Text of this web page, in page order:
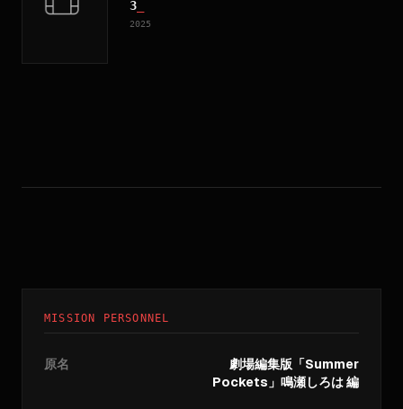
3
2025
MISSION PERSONNEL
原名
劇場編集版「Summer
Pockets」鳴瀬しろは 編